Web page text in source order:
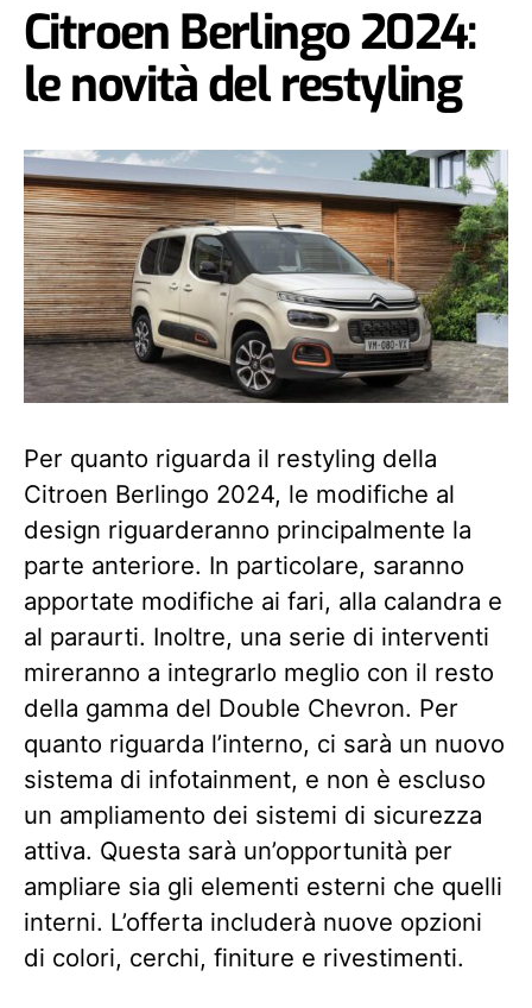
Citroen Berlingo 2024:
le novità del restyling
Per quanto riguarda il restyling della
Citroen Berlingo 2024, le modifiche al
design riguarderanno principalmente la
parte anteriore. In particolare, saranno
apportate modifiche ai fari, alla calandra e
al paraurti. Inoltre, una serie di interventi
mireranno a integrarlo meglio con il resto
della gamma del Double Chevron. Per
quanto riguarda l’interno, ci sarà un nuovo
sistema di infotainment, e non è escluso
un ampliamento dei sistemi di sicurezza
attiva. Questa sarà un’opportunità per
ampliare sia gli elementi esterni che quelli
interni. L’offerta includerà nuove opzioni
di colori, cerchi, finiture e rivestimenti.